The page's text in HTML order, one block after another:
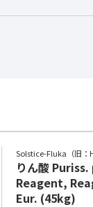
Solstice-Fluka（旧：
りん酸 Puriss.
Reagent,
Eur. (45kg)